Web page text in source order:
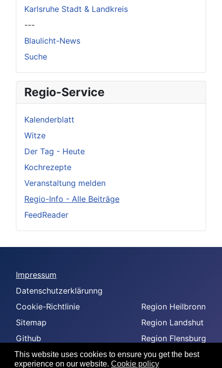
This website uses cookies to ensure you get the best
experience on our website. Cookie policy
Karlsruhe Stadt & Landkreis
---
Blaulicht-News
Suche
Regio-Service
Kalenderblatt
Witze
Der Tag - Heute
Kochrezepte
Veranstaltung melden
Regio-Info - Alle Beiträge
FeedReader
Impressum
Datenschutzerklärunng
Cookie-Richtlinie
Sitemap
Github
-
Region Heilbronn
Region Landshut
Region Flensburg
Region Amberg